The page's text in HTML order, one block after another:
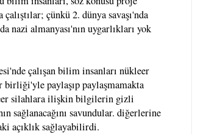
çünkü 2. dünya savaşı'nda
nazi almanyası'nın uygarlıkları yok
çalışan bilim insanları nükleer
paylaşıp paylaşmamakta
silahlara ilişkin bilgilerin gizli
sağlanacağını savundular. diğerlerine
açıklık sağlayabilirdi.